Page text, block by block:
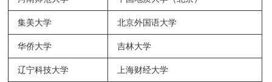
集美大学 北京外国语大学
华侨大学 吉林大学
辽宁科技大学 上海财经大学